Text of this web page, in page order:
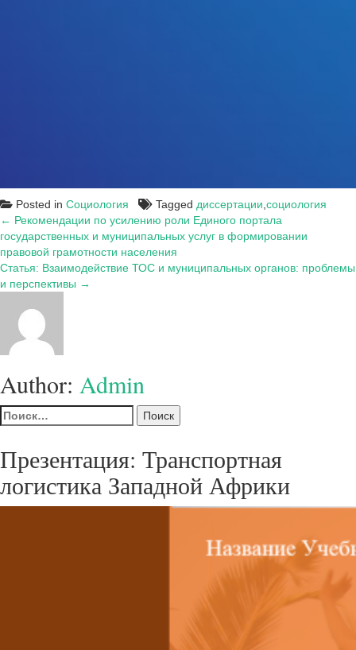
Posted in Социология Tagged диссертации социология
Навигация
по
записям
← Рекомендации по усилению роли Единого портала
государственных и муниципальных услуг в формировании
правовой грамотности населения
Статья: Взаимодействие ТОС и муниципальных органов: проблемы
и перспективы →
Author: Admin
Найти:
Презентация: Транспортная
логистика Западной Африки